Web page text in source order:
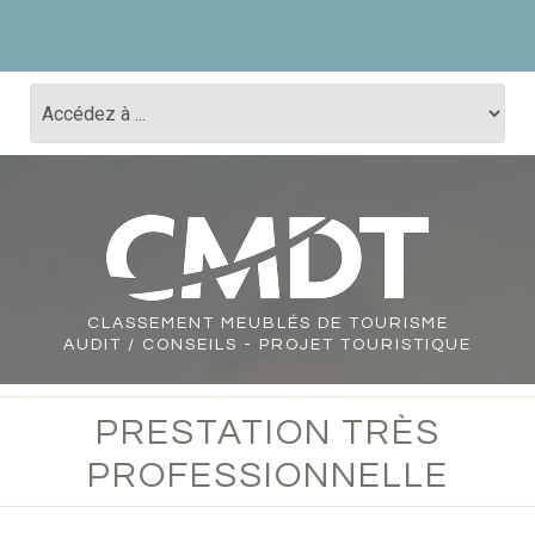
CLASSEMENT
MEUBLÉS DE TOURISME
AUDIT / CONSEILS - PROJET TOURISTIQUE
PRESTATION TRÈS
PROFESSIONNELLE